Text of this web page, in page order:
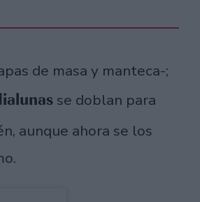
de masa y manteca-;
se doblan para
aunque ahora se los